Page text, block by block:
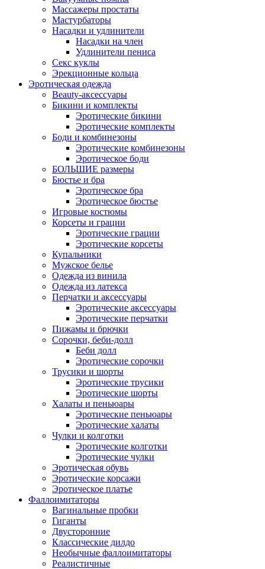
Массажеры простаты
Мастурбаторы
Насадки и удлинители
Насадки на член
Удлинители пениса
Секс куклы
Эрекционные кольца
Эротическая одежда
Beauty-аксессуары
Бикини и комплекты
Эротические бикини
Эротические комплекты
Боди и комбинезоны
Эротические комбинезоны
Эротическое боди
БОЛЬШИЕ размеры
Бюстье и бра
Эротическое бра
Эротическое бюстье
Игровые костюмы
Корсеты и грации
Эротические грации
Эротические корсеты
Купальники
Мужское белье
Одежда из винила
Одежда из латекса
Перчатки и аксессуары
Эротические аксессуары
Эротические перчатки
Пижамы и брючки
Сорочки, беби-долл
Беби долл
Эротические сорочки
Трусики и шорты
Эротические трусики
Эротические шорты
Халаты и пеньюары
Эротические пеньюары
Эротические халаты
Чулки и колготки
Эротические колготки
Эротические чулки
Эротическая обувь
Эротические корсажи
Эротическое платье
Фаллоимитаторы
Вагинальные пробки
Гиганты
Двусторонние
Классические дилдо
Необычные фаллоимитаторы
Реалистичные